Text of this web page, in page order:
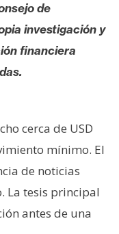
de
investigación y
financiera
cerca de USD
mínimo. El
de noticias
La tesis principal
antes de una